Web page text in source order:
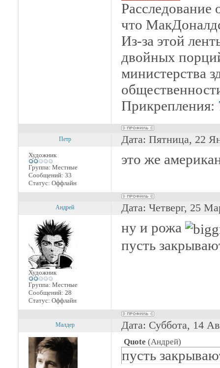
Расследование
что
Из-за этой
двойных
министерства
Прикрепления:
Петр Дата: Пятница, 22
Художник
Группа: Местные
Сообщений: 33
Статус: Оффлайн
это же
Андрей Дата: Четверг, 25
Художник
Группа: Местные
Сообщений: 28
Статус: Оффлайн
ну и рожа
пусть
Малдер Дата: Суббота, 14
Quote (Андрей)
пусть